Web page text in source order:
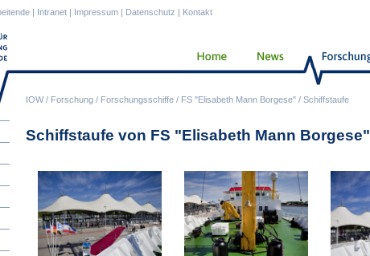
IOW/ Forschung / Forschungsschiffe / FS "Elisabeth Mann Borgese" / Schiffstaufe
| Intranet | Impressum | Datenschutz | Kontakt
Schiffstaufe von FS "Elisabeth Mann Borgese"